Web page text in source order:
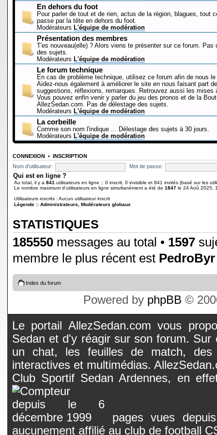
En dehors du foot
Pour parler de tout et de rien, actus de la région, blagues, tout
passe par la tête en dehors du foot.
Modérateurs L'équipe de modération
Présentation des membres
T'es nouveau(elle) ? Alors viens te présenter sur ce forum. Pas
des sujets.
Modérateurs L'équipe de modération
Le forum technique
En cas de problème technique, utilisez ce forum afin de nous le
Aidez-nous également à améliorer le site en nous faisant part
suggestions, réflexions, remarques. Retrouvez aussi les mises
Vous pouvez enfin venir y parler du jeu des pronos et de la
AllezSedan.com. Pas de délestage des sujets.
Modérateurs L'équipe de modération
La corbeille
Comme son nom l'indique ... Délestage des sujets à 30 jours.
Modérateurs L'équipe de modération
CONNEXION • INSCRIPTION
Nom d’utilisateur:
Mot de passe:
Qui est en ligne ?
Au total, il y a 841 utilisateurs en ligne :: 0 inscrit, 0 invisible et 841 invités (basé sur les
Le nombre maximum d’utilisateurs en ligne simultanément a été de 1847 le 24 Aoû 2025,
Utilisateurs inscrits : Aucun utilisateur inscrit
Légende :: Administrateurs Modérateurs globaux
STATISTIQUES
185550 messages au total • 1597
membre le plus récent est PedroByr
Index du forum
Powered by phpBB ©
Le portail AllezSedan.com vous
Sedan et d'y réagir sur son forum.
un chat, les feuilles de match, des
interactives et multimédias.
Club Sportif Sedan Ardennes, en
pages vues
aucunement affilié au club de football